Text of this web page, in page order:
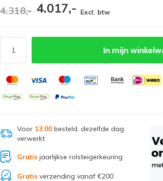
4.318,- 4.017,- Excl. btw
In mijn
Voor 13:00 besteld, dezelfde dag
verwerkt
Gratis jaarlijkse rolsteigerkeuring
Gratis verzending vanaf €200